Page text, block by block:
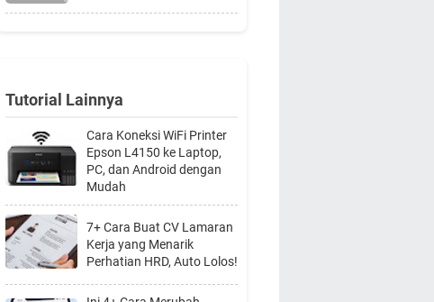
Tutorial Lainnya
Cara Koneksi WiFi Printer
Epson L4150 ke Laptop,
PC, dan Android dengan
Mudah
7+ Cara Buat CV Lamaran
Kerja yang Menarik
Perhatian HRD, Auto Lolos!